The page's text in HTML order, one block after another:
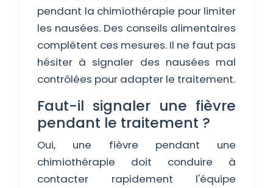
pendant la chimiothérapie pour limiter
les nausées. Des conseils alimentaires
complètent ces mesures. Il ne faut pas
hésiter à signaler des nausées mal
contrôlées pour adapter le traitement.
Faut-il signaler une fièvre
pendant le traitement ?
Oui, une fièvre pendant une
chimiothérapie doit conduire à
contacter rapidement l'équipe